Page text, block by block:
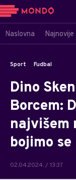
Naslovna Najnovije
Sport Fudbal
Dino
Borcem:
najvišem
bojimo
02.04.2024. / 13:37